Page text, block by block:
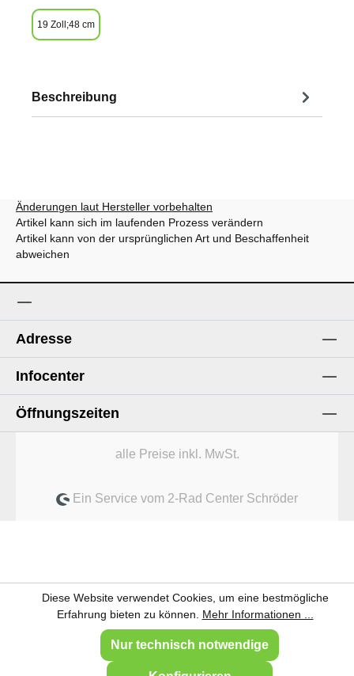
19 Zoll;48 cm
Beschreibung
Änderungen laut Hersteller vorbehalten
Artikel kann sich im laufenden Prozess verändern
Artikel kann von der ursprünglichen Art und Beschaffenheit
abweichen
Adresse
Infocenter
Öffnungszeiten
alle Preise inkl. MwSt.
Ein Service vom 2-Rad Center Schröder
Diese Website verwendet Cookies, um eine bestmögliche
Erfahrung bieten zu können. Mehr Informationen ...
Nur technisch notwendige